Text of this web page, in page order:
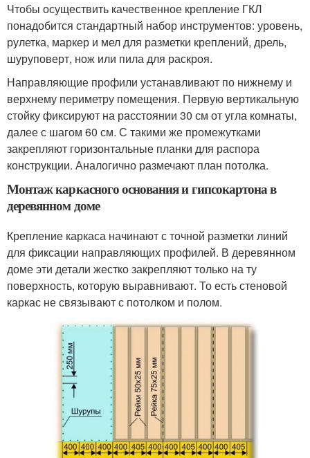
Чтобы осуществить качественное крепление ГКЛ
понадобится стандартный набор инструментов: уровень,
рулетка, маркер и мел для разметки креплений, дрель,
шуруповерт, нож или пила для раскроя.
Направляющие профили устанавливают по нижнему и
верхнему периметру помещения. Первую вертикальную
стойку фиксируют на расстоянии 30 см от угла комнаты,
далее с шагом 60 см. С такими же промежутками
закрепляют горизонтальные планки для распора
конструкции. Аналогично размечают план потолка.
Монтаж каркасного основания и гипсокартона в
деревянном доме
Крепление каркаса начинают с точной разметки линий
для фиксации направляющих профилей. В деревянном
доме эти детали жестко закрепляют только на ту
поверхность, которую выравнивают. То есть стеновой
каркас не связывают с потолком и полом.